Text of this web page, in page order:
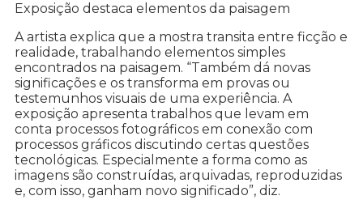
Exposição destaca elementos da paisagem
A artista explica que a mostra transita entre ficção e
realidade, trabalhando elementos simples
encontrados na paisagem. “Também dá novas
significações e os transforma em provas ou
testemunhos visuais de uma experiência. A
exposição apresenta trabalhos que levam em
conta processos fotográficos em conexão com
processos gráficos discutindo certas questões
tecnológicas. Especialmente a forma como as
imagens são construídas, arquivadas, reproduzidas
e, com isso, ganham novo significado”, diz.